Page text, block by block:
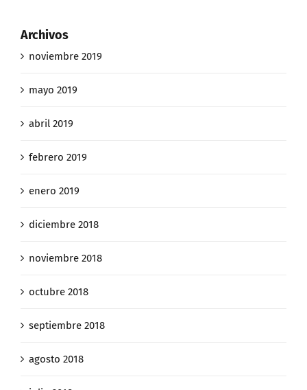
Archivos
noviembre 2019
mayo 2019
abril 2019
febrero 2019
enero 2019
diciembre 2018
noviembre 2018
octubre 2018
septiembre 2018
agosto 2018